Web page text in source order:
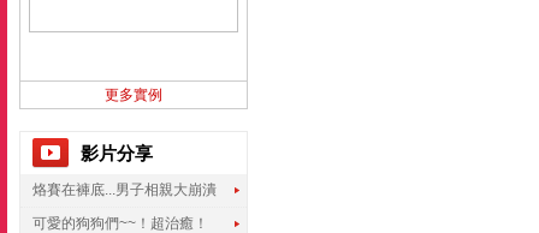
更多實例
影片分享
烙賽在褲底...男子相親大崩潰
可愛的狗狗們~~！超治癒！